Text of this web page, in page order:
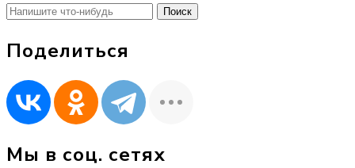
Найти:
Поделиться
Мы в соц. сетях